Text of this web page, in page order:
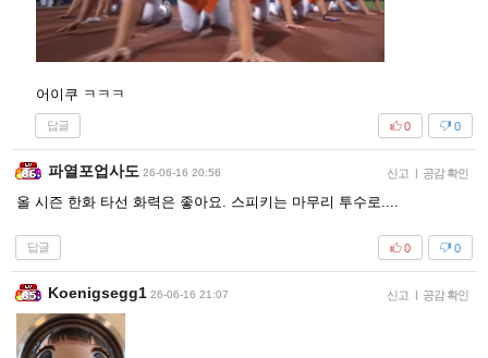
어이쿠 ㅋㅋㅋ
답글 0
0
파열포업사도 26-06-16 20:56 신고 공감 확인
올 시즌 한화 타선 화력은 좋아요. 스피키는 마무리 투수로....
답글 0
0
Koenigsegg1 26-06-16 21:07 신고 공감 확인